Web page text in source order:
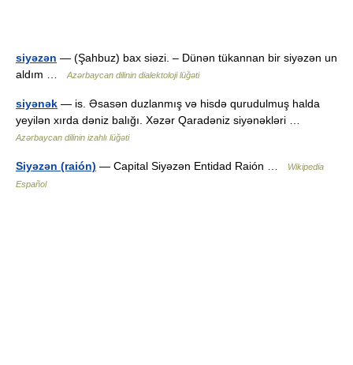
siyəzən — (Şahbuz) bax siəzi. – Dünən tükannan bir siyəzən un
aldım …
Azərbaycan dilinin dialektoloji lüğəti
siyənək — is. Əsasən duzlanmış və hisdə qurudulmuş halda
yeyilən xırda dəniz balığı. Xəzər Qaradəniz siyənəkləri …
Azərbaycan dilinin izahlı lüğəti
Siyəzən (raión) — Capital Siyəzən Entidad Raión …
Wikipedia
Español